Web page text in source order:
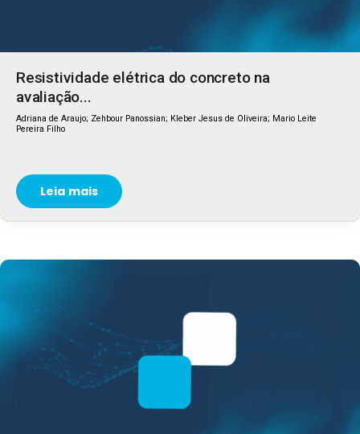
Resistividade elétrica do concreto na
avaliação...
Adriana de Araujo; Zehbour Panossian; Kleber Jesus de Oliveira; Mario Leite
Pereira Filho
Leia mais